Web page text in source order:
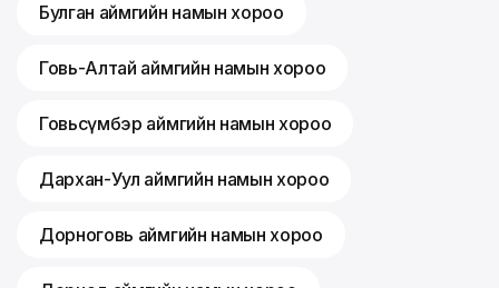
Булган аймгийн намын хороо
Говь-Алтай аймгийн намын хороо
Говьсүмбэр аймгийн намын хороо
Дархан-Уул аймгийн намын хороо
Дорноговь аймгийн намын хороо